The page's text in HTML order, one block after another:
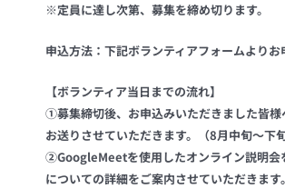
※定員に達し次第、募集を締め切ります。
申込方法：下記ボランティアフォームよりお
【ボランティア当日までの流れ】
①募集締切後、お申込みいただきました皆様
お送りさせていただきます。（8月中旬～下
②GoogleMeetを使用したオンライン説明会
についての詳細をご案内させていただきます。